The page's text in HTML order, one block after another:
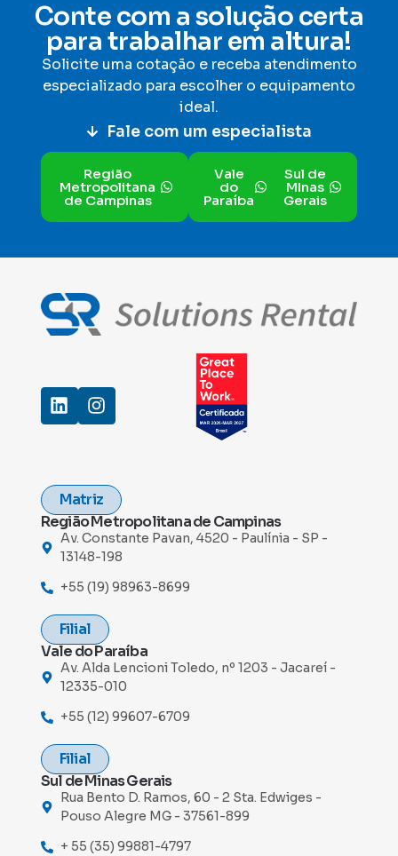
Conte com a solução certa
para trabalhar em altura!
Solicite uma cotação e receba atendimento
especializado para escolher o equipamento
ideal.
Fale com um especialista
Região
Metropolitana
de Campinas
Vale
do
Paraíba
Sul de
MInas
Gerais
Matriz
Região Metropolitana de Campinas
Av. Constante Pavan, 4520 - Paulínia - SP -
13148-198
+55 (19) 98963-8699
Filial
Vale do Paraíba
Av. Alda Lencioni Toledo, nº 1203 - Jacareí -
12335-010
+55 (12) 99607-6709
Filial
Sul de Minas Gerais
Rua Bento D. Ramos, 60 - 2 Sta. Edwiges -
Pouso Alegre MG - 37561-899
+ 55 (35) 99881-4797